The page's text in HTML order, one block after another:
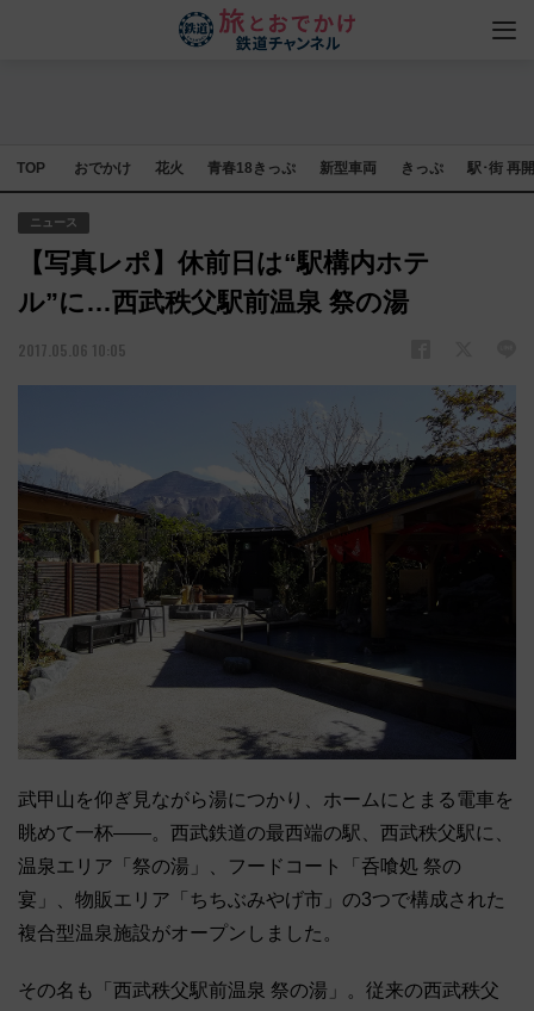
TOP おでかけ 花火 青春18きっぷ 新型車両 きっぷ 駅･街 再
ニュース
【写真レポ】休前日は“駅構内ホテ
ル”に…西武秩父駅前温泉 祭の湯
2017.05.06 10:05
武甲山を仰ぎ見ながら湯につかり、ホームにとまる電車を
眺めて一杯――。西武鉄道の最西端の駅、西武秩父駅に、
温泉エリア「祭の湯」、フードコート「呑喰処 祭の
宴」、物販エリア「ちちぶみやげ市」の3つで構成された
複合型温泉施設がオープンしました。
その名も「西武秩父駅前温泉 祭の湯」。従来の西武秩父